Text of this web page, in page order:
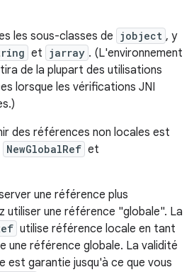
les sous-classes de jobject , y
et jarray . (L'environnement
de la plupart des utilisations
lorsque les vérifications JNI
des références non locales est
NewGlobalRef et
une référence plus
utiliser une référence "globale". La
utilise référence locale en tant
une référence globale. La validité
est garantie jusqu'à ce que vous